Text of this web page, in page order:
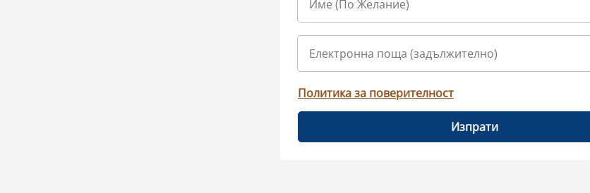
Политика за поверителност
Изпрати